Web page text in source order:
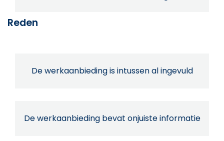
Reden
De werkaanbieding is intussen al ingevuld
De werkaanbieding bevat onjuiste informatie